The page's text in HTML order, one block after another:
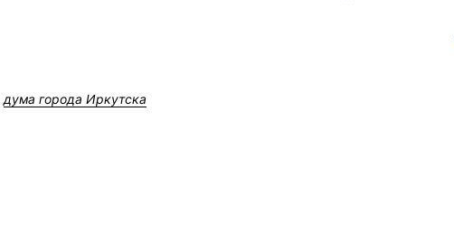
дума города Иркутска